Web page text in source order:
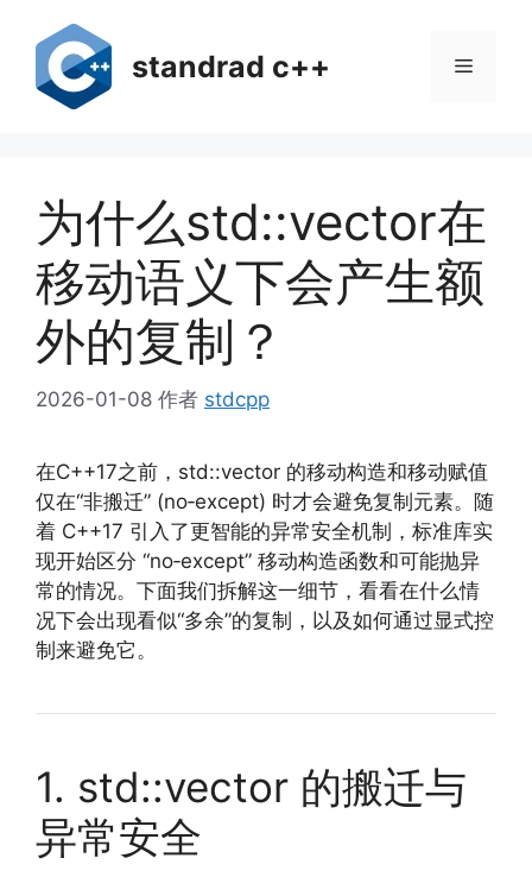
standrad c++ 菜
为什么std::vector在
移动语义下会产生额
外的复制？
2026-01-08 作者 stdcpp
在C++17之前，std::vector 的移动构造和移动赋值
仅在“非搬迁” (no‑except) 时才会避免复制元素。随
着 C++17 引入了更智能的异常安全机制，标准库实
现开始区分 “no‑except” 移动构造函数和可能抛异
常的情况。下面我们拆解这一细节，看看在什么情
况下会出现看似“多余”的复制，以及如何通过显式控
制来避免它。
1. std::vector 的搬迁与
异常安全